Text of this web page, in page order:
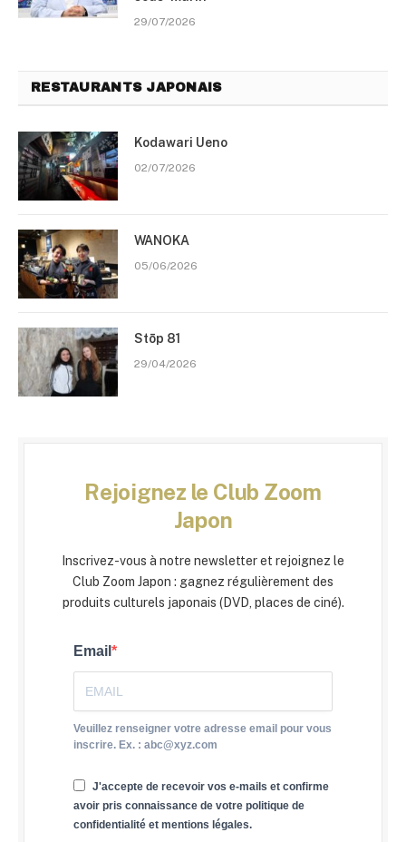
29/07/2026
RESTAURANTS JAPONAIS
Kodawari Ueno
02/07/2026
WANOKA
05/06/2026
Stōp 81
29/04/2026
Rejoignez le Club Zoom
Japon
Inscrivez-vous à notre newsletter et rejoignez le
Club Zoom Japon : gagnez régulièrement des
produits culturels japonais (DVD, places de ciné).
Email
Veuillez renseigner votre adresse email pour vous
inscrire. Ex. : abc@xyz.com
J'accepte de recevoir vos e-mails et confirme
avoir pris connaissance de votre politique de
confidentialité et mentions légales.